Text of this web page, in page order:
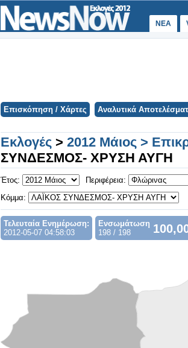
ΝΕΑ
Επισκόπηση / Χάρτες Αναλυτικά
Εκλογές > 2012 Μάιος >
ΣΥΝΔΕΣΜΟΣ- ΧΡΥΣΗ ΑΥΓΗ
Έτος:
Περιφέρεια:
Κόμμα:
Τελευταία Ενημέρωση:
2012-05-07 04:58:03
Ενσωμάτωση
198 / 198